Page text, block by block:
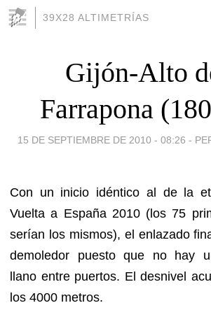
39X28 ALTIMETRÍAS
Gijón-Alto
Farrapona
15 DE SEPTIEMBRE DE 2010 - 08:26 -
Con un inicio idéntico al de la
Vuelta a España 2010 (los 75
serían los mismos), el enlazado
demoledor puesto que no hay
llano entre puertos. El desnivel
los 4000 metros.